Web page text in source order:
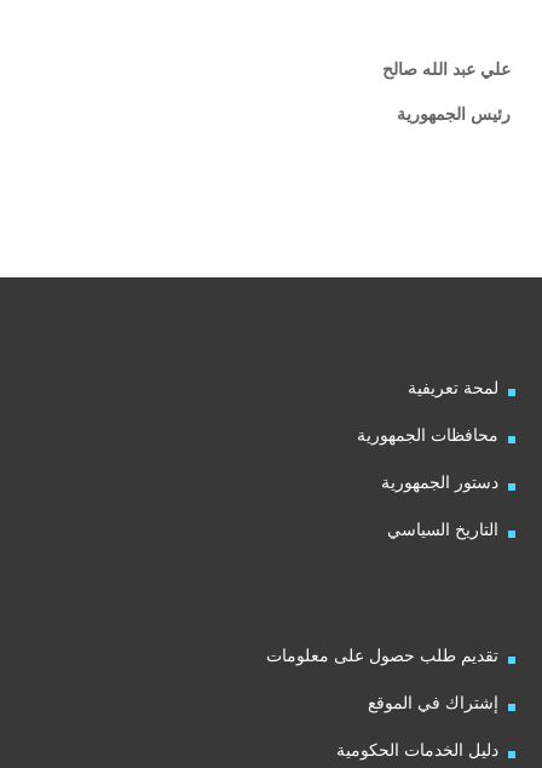
علي عبد الله صالح
رئيس الجمهورية
لمحة تعريفية
محافظات الجمهورية
دستور الجمهورية
التاريخ السياسي
تقديم طلب حصول على معلومات
إشتراك في الموقع
دليل الخدمات الحكومية